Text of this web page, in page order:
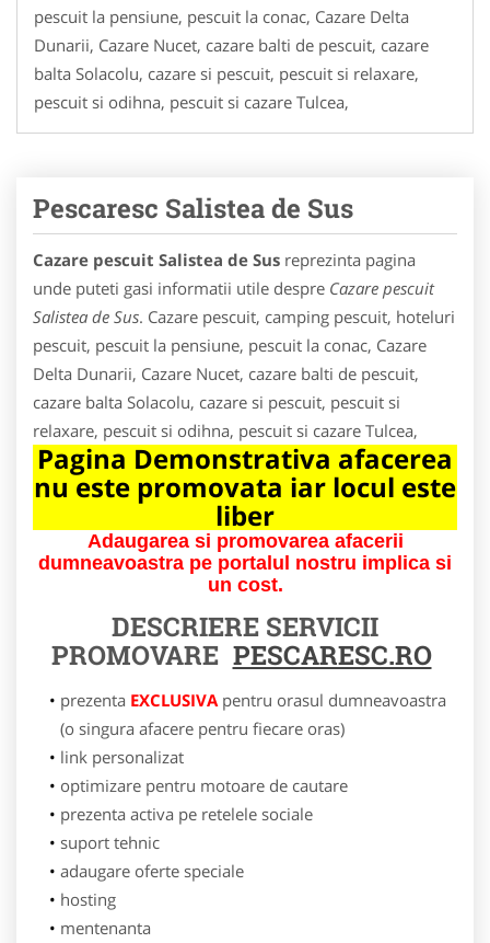
pescuit la pensiune, pescuit la conac, Cazare Delta
Dunarii, Cazare Nucet, cazare balti de pescuit, cazare
balta Solacolu, cazare si pescuit, pescuit si relaxare,
pescuit si odihna, pescuit si cazare Tulcea,
Pescaresc Salistea de Sus
Cazare pescuit Salistea de Sus reprezinta pagina
unde puteti gasi informatii utile despre Cazare pescuit
Salistea de Sus. Cazare pescuit, camping pescuit, hoteluri
pescuit, pescuit la pensiune, pescuit la conac, Cazare
Delta Dunarii, Cazare Nucet, cazare balti de pescuit,
cazare balta Solacolu, cazare si pescuit, pescuit si
relaxare, pescuit si odihna, pescuit si cazare Tulcea,
Pagina Demonstrativa afacerea
nu este promovata iar locul este
liber
Adaugarea si promovarea afacerii
dumneavoastra pe portalul nostru implica si
un cost.
DESCRIERE SERVICII
PROMOVARE PESCARESC.RO
prezenta EXCLUSIVApentru orasul dumneavoastra
(o singura afacere pentru fiecare oras)
link personalizat
optimizare pentru motoare de cautare
prezenta activa pe retelele sociale
suport tehnic
adaugare oferte speciale
hosting
mentenanta